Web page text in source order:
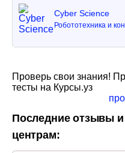
Cyber Science
Робототехника и
Проверь свои знания!
тесты на Курсы.уз
Последние отзывы
центрам: